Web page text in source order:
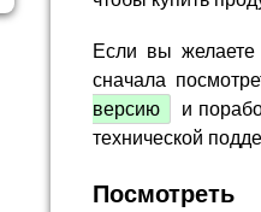
Если вы
сначала
версию
и
технической
Посмотреть